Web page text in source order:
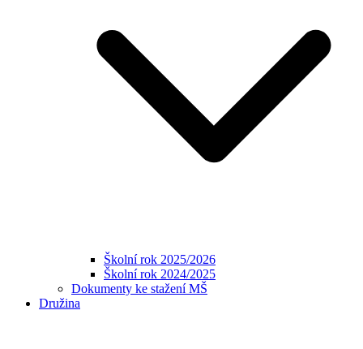
Školní rok 2025/2026
Školní rok 2024/2025
Dokumenty ke stažení MŠ
Družina